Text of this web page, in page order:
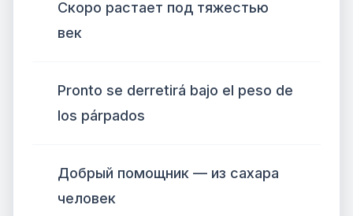
Скоро растает под тяжестью
век
Pronto se derretirá bajo el peso de
los párpados
Добрый помощник — из сахара
человек